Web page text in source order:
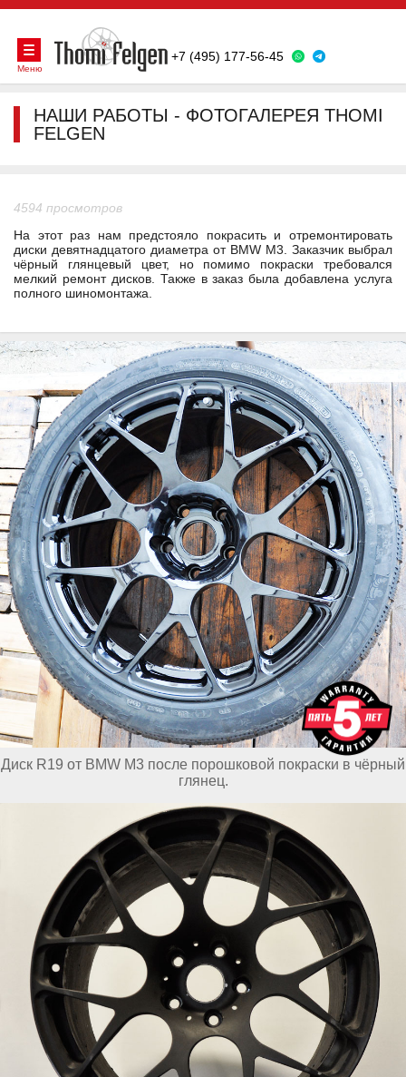
+7 (495) 177-56-45
Меню
НАШИ РАБОТЫ - ФОТОГАЛЕРЕЯ THOMI
FELGEN
4594 просмотров
На этот раз нам предстояло покрасить и отремонтировать
диски девятнадцатого диаметра от BMW M3. Заказчик выбрал
чёрный глянцевый цвет, но помимо покраски требовался
мелкий ремонт дисков. Также в заказ была добавлена услуга
полного шиномонтажа.
Диск R19 от BMW M3 после порошковой покраски в чёрный
глянец.